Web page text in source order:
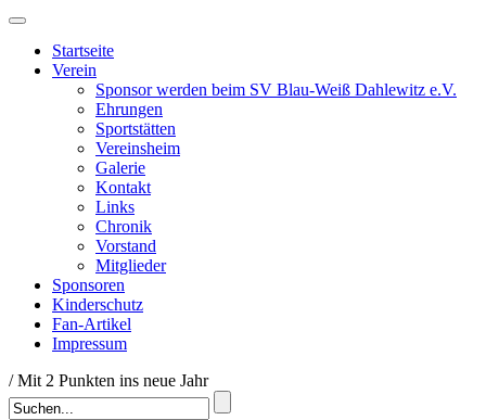
Startseite
Verein
Sponsor werden beim SV Blau-Weiß Dahlewitz e.V.
Ehrungen
Sportstätten
Vereinsheim
Galerie
Kontakt
Links
Chronik
Vorstand
Mitglieder
Sponsoren
Kinderschutz
Fan-Artikel
Impressum
/Mit 2 Punkten ins neue Jahr